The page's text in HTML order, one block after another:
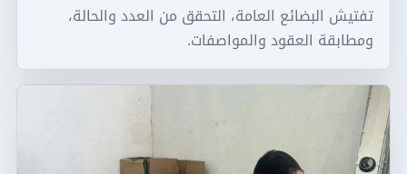
تفتيش البضائع العامة، التحقق من العدد والحالة،
ومطابقة العقود والمواصفات.